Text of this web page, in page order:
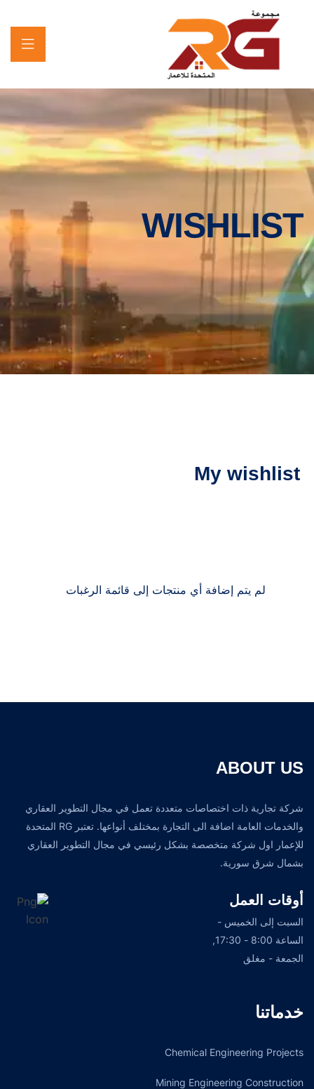
WISHLIST
My wishlist
لم يتم إضافة أي منتجات إلى قائمة الرغبات
ABOUT US
شركة تجارية ذات اختصاصات متعددة تعمل في مجال التطوير العقاري
والخدمات العامة اضافة الى التجارة بمختلف أنواعها. تعتبر RG المتحدة
للإعمار اول شركة متخصصة بشكل رئيسي في مجال التطوير العقاري
بشمال شرق سورية.
أوقات العمل
السبت إلى الخميس -
الساعة 8:00 - 17:30,
الجمعة - مغلق
خدماتنا
Chemical Engineering Projects
Mining Engineering Construction